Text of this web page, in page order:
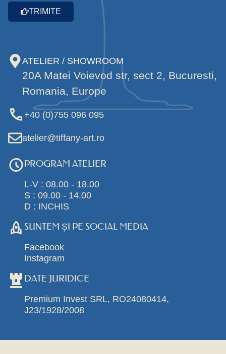
TRIMITE
ATELIER / SHOWROOM
20A Matei Voievod str, sect 2, Bucuresti,
Romania, Europe
+40 (0)755 096 095
atelier@tiffany-art.ro
PROGRAM ATELIER
L-V : 08.00 - 18.00
S : 09.00 - 14.00
D : INCHIS
SUNTEM ȘI PE SOCIAL MEDIA
Facebook
Instagram
DATE JURIDICE
Premium Invest SRL, RO24080414,
J23/1928/2008